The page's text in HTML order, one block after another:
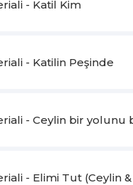
- Katil Kim
- Katilin Peşinde
- Ceylin bir yolunu
- Elimi Tut (Ceylin